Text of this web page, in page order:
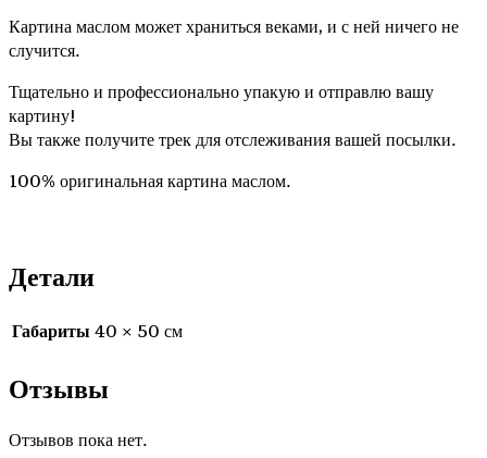
Картина маслом может храниться веками, и с ней ничего не
случится.
Тщательно и профессионально упакую и отправлю вашу
картину!
Вы также получите трек для отслеживания вашей посылки.
100% оригинальная картина маслом.
Детали
Габариты 40 × 50 см
Отзывы
Отзывов пока нет.